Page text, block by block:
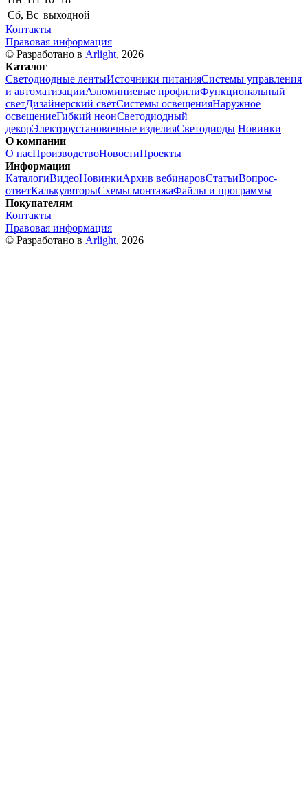
Сб, Вс выходной
Контакты
Правовая информация
© Разработано в Arlight, 2026
Каталог
Светодиодные лентыИсточники питанияСистемы управления
и автоматизацииАлюминиевые профилиФункциональный
светДизайнерский светСистемы освещенияНаружное
освещениеГибкий неонСветодиодный
декорЭлектроустановочные изделияСветодиоды Новинки
О компании
О насПроизводствоНовостиПроекты
Информация
КаталогиВидеоНовинкиАрхив вебинаровСтатьиВопрос-
ответКалькуляторыСхемы монтажаФайлы и программы
Покупателям
Контакты
Правовая информация
© Разработано в Arlight, 2026